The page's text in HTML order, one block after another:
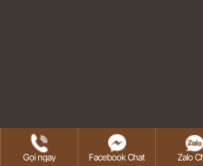
Bao gồm: bột gỗ tán nhỏ, loại keo
nước và một số chất phụ gia làm
phẩm.
Copyright 2026 ©
Gọi ngay Facebook Chat Zalo